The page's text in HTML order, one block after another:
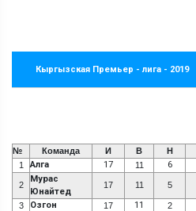
Кыргызская Премьер - лига - 2019
№ Команда И В Н
1
Алга 17 11 6
2
Мурас
Юнайтед
17 11 5
3 Озгон 17 11 2